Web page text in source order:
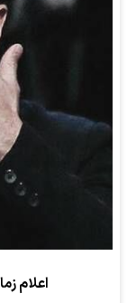
اعلام